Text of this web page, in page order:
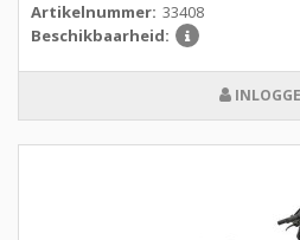
Artikelnummer: 33408
Beschikbaarheid: